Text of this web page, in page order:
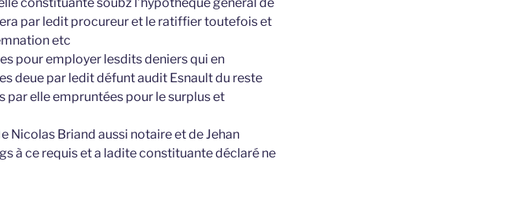
par ledit procureur et le ratiffier toutefois et
etc
pour employer lesdits deniers qui en
deue par ledit défunt audit Esnault du reste
par elle empruntées pour le surplus et
Nicolas Briand aussi notaire et de Jehan
à ce requis et a ladite constituante déclaré ne